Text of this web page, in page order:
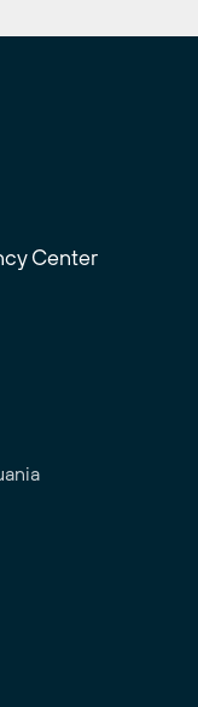
Center